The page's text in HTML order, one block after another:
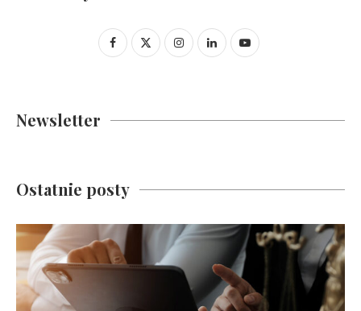
Newsletter
Ostatnie posty